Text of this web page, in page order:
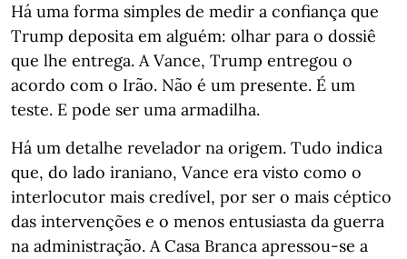
Há uma forma simples de medir a confiança que
Trump deposita em alguém: olhar para o dossiê
que lhe entrega. A Vance, Trump entregou o
acordo com o Irão. Não é um presente. É um
teste. E pode ser uma armadilha.
Há um detalhe revelador na origem. Tudo indica
que, do lado iraniano, Vance era visto como o
interlocutor mais credível, por ser o mais céptico
das intervenções e o menos entusiasta da guerra
na administração. A Casa Branca apressou-se a